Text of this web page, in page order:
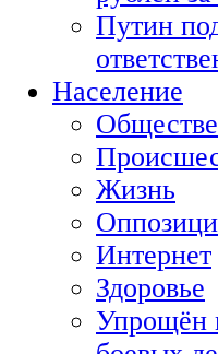
Путин
Население
Жизнь
Интернет
Здоровье
Упрощён